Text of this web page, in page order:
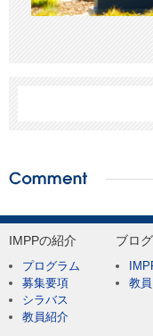
IMPPの紹介
プログラム
募集要項
シラバス
教員紹介
ブログ
教